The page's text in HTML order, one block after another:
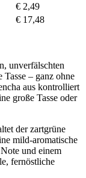
€ 2,49
€ 17,48
unverfälschten
– ganz ohne
aus kontrolliert
große Tasse oder
der zartgrüne
mild-aromatische
und einem
fernöstliche